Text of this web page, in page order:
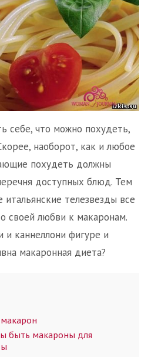
себе, что можно похудеть,
наоборот, как и любое
похудеть должны
доступных блюд. Тем
телезвезды все
своей любви к макаронам.
и каннеллони фигуре и
макаронная диета?
быть макароны для